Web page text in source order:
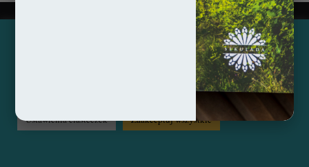
© Copyright 2014 - 2026, All Rights Reserved by sekulada.com
PinterestInstagram
Ta strona korzysta z ciasteczek, aby świadczyć usługi na
najwyższym poziomie. Klikając opcję "Zaakceptuj wszystkie"
zgadzasz się na użycie wszystkich ciasteczek. Możesz również
przejść do "Ustawień Ciasteczek", aby zgodzić się tylko na
Czytaj więcej...
Ustawienia ciasteczek Zaakceptuj wszystkie